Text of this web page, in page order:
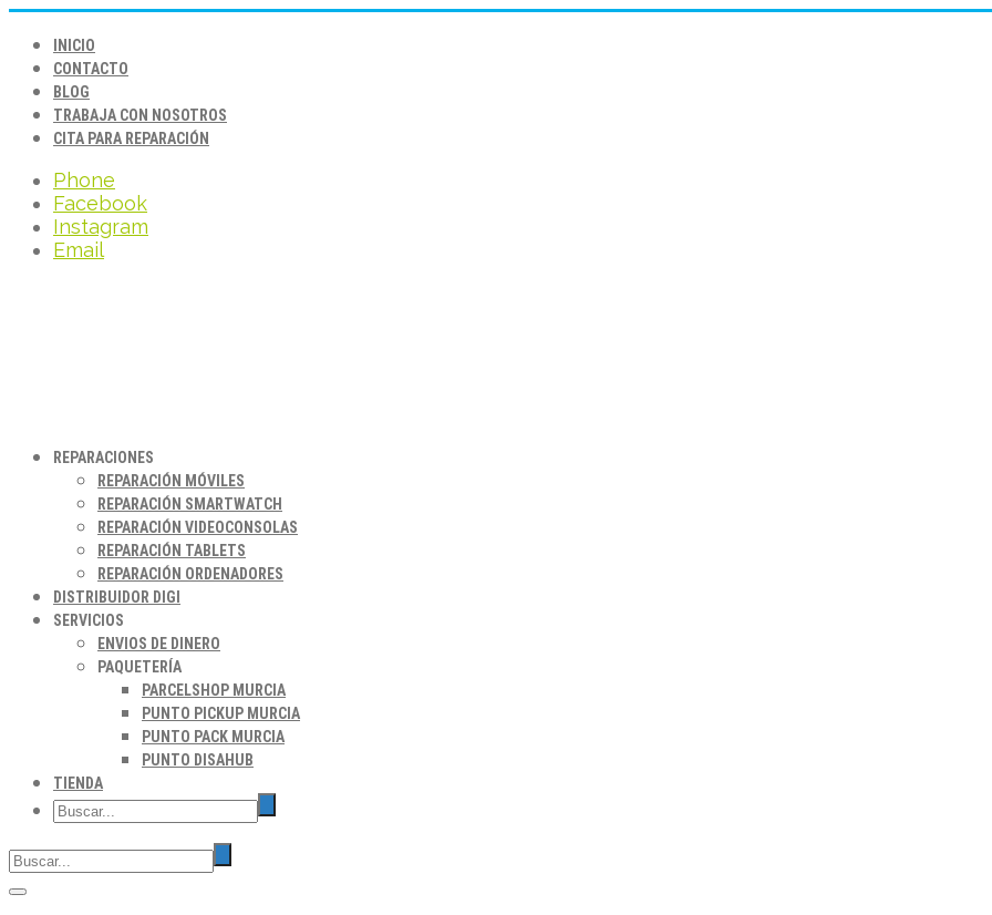
INICIO
CONTACTO
BLOG
TRABAJA CON NOSOTROS
CITA PARA REPARACIÓN
Phone
Facebook
Instagram
Email
REPARACIONES
REPARACIÓN MÓVILES
REPARACIÓN SMARTWATCH
REPARACIÓN VIDEOCONSOLAS
REPARACIÓN TABLETS
REPARACIÓN ORDENADORES
DISTRIBUIDOR DIGI
SERVICIOS
ENVIOS DE DINERO
PAQUETERÍA
PARCELSHOP MURCIA
PUNTO PICKUP MURCIA
PUNTO PACK MURCIA
PUNTO DISAHUB
TIENDA